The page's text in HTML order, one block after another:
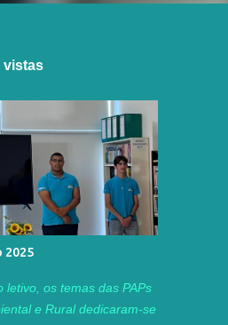
vistas
2025
letivo, os temas das PAPs
e Rural dedicaram-se